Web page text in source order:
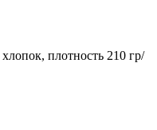
плотность 210 гр/